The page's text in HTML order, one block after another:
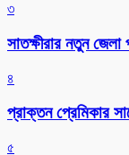
৩
সাতক্ষীরার নতুন
৪
প্রাক্তন প্রেমিকার
৫